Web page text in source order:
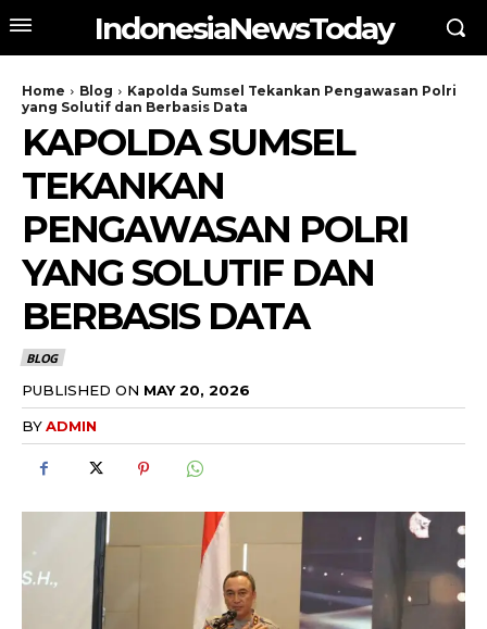
IndonesiaNewsToday
Home Blog
Kapolda Sumsel Tekankan Pengawasan Polri
yang Solutif dan Berbasis Data
KAPOLDA SUMSEL
TEKANKAN
PENGAWASAN POLRI
YANG SOLUTIF DAN
BERBASIS DATA
BLOG
PUBLISHED ON MAY 20, 2026
BYADMIN